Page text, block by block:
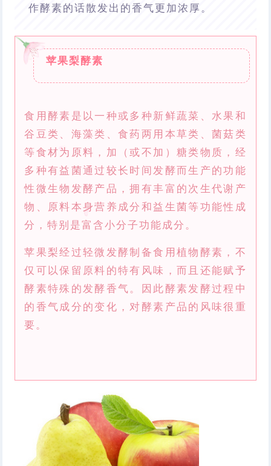
作酵素的话散发出的香气更加浓厚。
苹果梨酵素
食用酵素是以一种或多种新鲜蔬菜、水果和
谷豆类、海藻类、食药两用本草类、菌菇类
等食材为原料，加（或不加）糖类物质，经
多种有益菌通过较长时间发酵而生产的功能
性微生物发酵产品，拥有丰富的次生代谢产
物、原料本身营养成分和益生菌等功能性成
分，特别是富含小分子功能成分。
苹果梨经过轻微发酵制备食用植物酵素，不
仅可以保留原料的特有风味，而且还能赋予
酵素特殊的发酵香气。因此酵素发酵过程中
的香气成分的变化，对酵素产品的风味很重
要。